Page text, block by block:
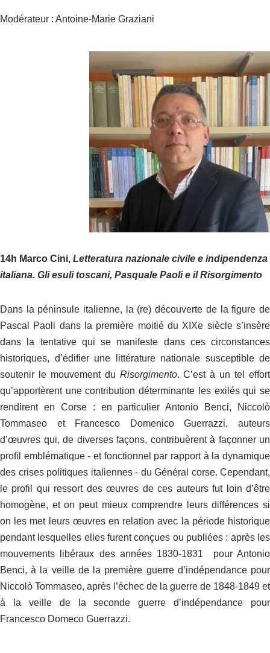
Modérateur : Antoine-Marie Graziani
14h Marco Cini, Letteratura nazionale civile e indipendenza
italiana. Gli esuli toscani, Pasquale Paoli e il Risorgimento
Dans la péninsule italienne, la (re) découverte de la figure de
Pascal Paoli dans la première moitié du XIXe siècle s’insère
dans la tentative qui se manifeste dans ces circonstances
historiques, d’édifier une littérature nationale susceptible de
soutenir le mouvement du Risorgimento. C’est à un tel effort
qu’apportèrent une contribution déterminante les exilés qui se
rendirent en Corse : en particulier Antonio Benci, Niccolò
Tommaseo et Francesco Domenico Guerrazzi, auteurs
d’œuvres qui, de diverses façons, contribuèrent à façonner un
profil emblématique - et fonctionnel par rapport à la dynamique
des crises politiques italiennes - du Général corse. Cependant,
le profil qui ressort des œuvres de ces auteurs fut loin d’être
homogène, et on peut mieux comprendre leurs différences si
on les met leurs œuvres en relation avec la période historique
pendant lesquelles elles furent conçues ou publiées : après les
mouvements libéraux des années 1830-1831 pour Antonio
Benci, à la veille de la première guerre d’indépendance pour
Niccolò Tommaseo, après l’échec de la guerre de 1848-1849 et
à la veille de la seconde guerre d’indépendance pour
Francesco Domeco Guerrazzi.